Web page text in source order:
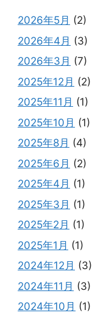
2026年5月 (2)
2026年4月 (3)
2026年3月 (7)
2025年12月 (2)
2025年11月 (1)
2025年10月 (1)
2025年8月 (4)
2025年6月 (2)
2025年4月 (1)
2025年3月 (1)
2025年2月 (1)
2025年1月 (1)
2024年12月 (3)
2024年11月 (3)
2024年10月 (1)